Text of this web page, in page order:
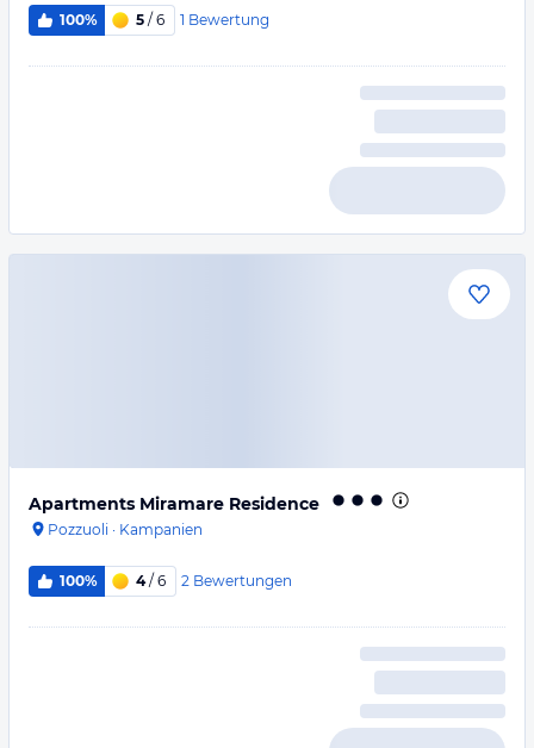
100% 5 / 6 1 Bewertung
Apartments Miramare Residence
Pozzuoli · Kampanien
100% 4/ 6 2 Bewertungen